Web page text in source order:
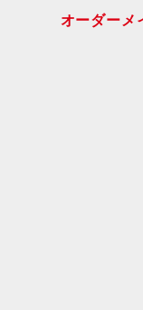
オーダーメ